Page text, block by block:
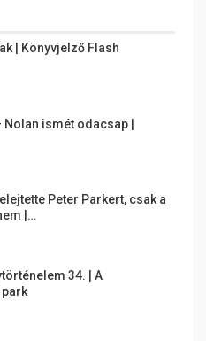
| Könyvjelző Flash
Nolan ismét odacsap |
Peter Parkert, csak a
|…
34. | A